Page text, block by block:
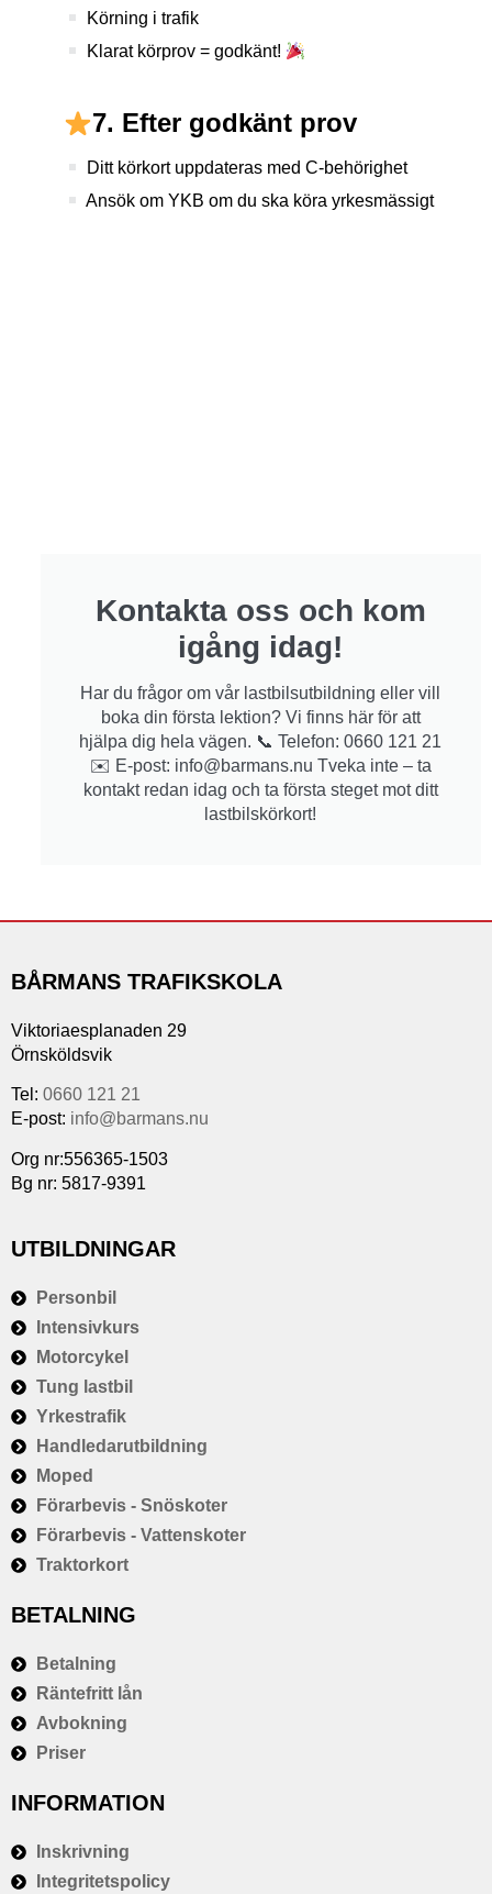
Körning i trafik
Klarat körprov = godkänt!
7. Efter godkänt prov
Ditt körkort uppdateras med C-behörighet
Ansök om YKB om du ska köra yrkesmässigt
Kontakta oss och kom
igång idag!
Har du frågor om vår lastbilsutbildning eller vill
boka din första lektion? Vi finns här för att
hjälpa dig hela vägen. 📞 Telefon: 0660 121 21
✉️ E-post: info@barmans.nu Tveka inte – ta
kontakt redan idag och ta första steget mot ditt
lastbilskörkort!
BÅRMANS TRAFIKSKOLA
Viktoriaesplanaden 29
Örnsköldsvik
Tel: 0660 121 21
E-post: info@barmans.nu
Org nr:556365-1503
Bg nr: 5817-9391
UTBILDNINGAR
Personbil
Intensivkurs
Motorcykel
Tung lastbil
Yrkestrafik
Handledarutbildning
Moped
Förarbevis - Snöskoter
Förarbevis - Vattenskoter
Traktorkort
BETALNING
Betalning
Räntefritt lån
Avbokning
Priser
INFORMATION
Inskrivning
Integritetspolicy